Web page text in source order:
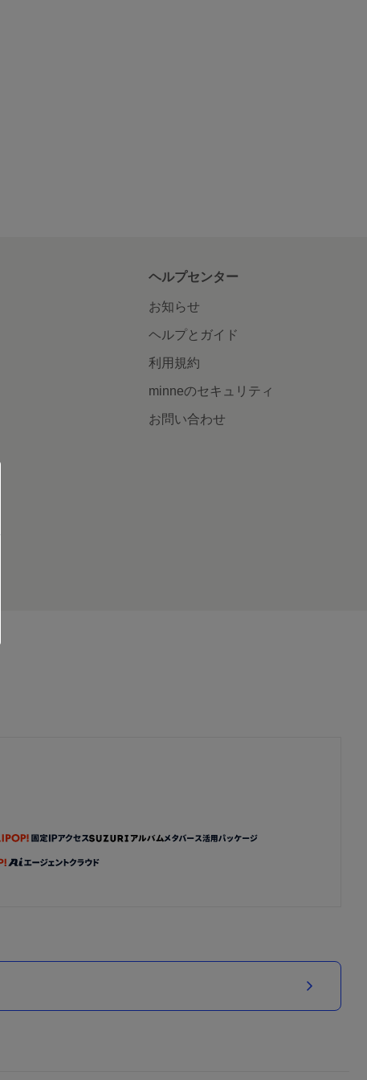
ヘルプセンター
お知らせ
ヘルプとガイド
利用規約
minneのセキュリティ
お問い合わせ